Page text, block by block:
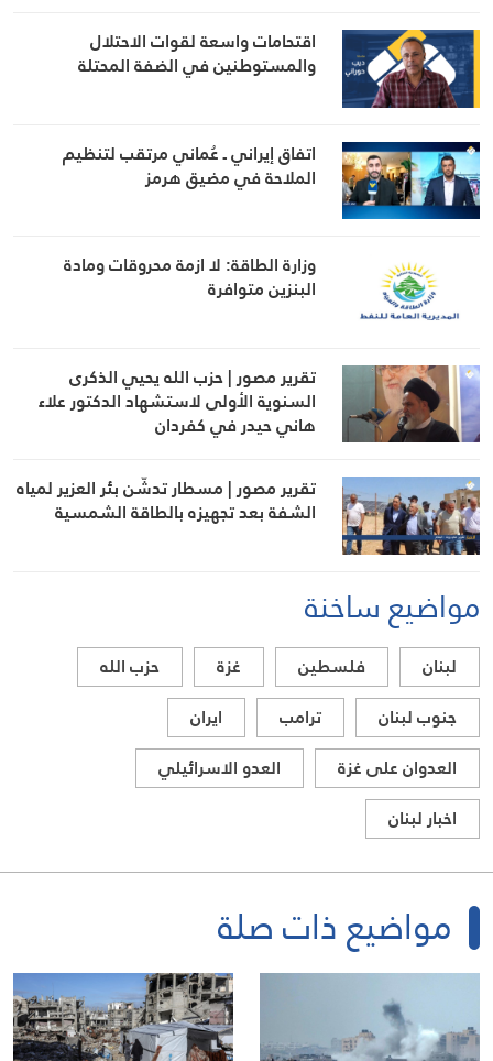
اقتحامات واسعة لقوات الاحتلال
والمستوطنين في الضفة المحتلة
اتفاق إيراني ـ عُماني مرتقب لتنظيم
الملاحة في مضيق هرمز
وزارة الطاقة: لا ازمة محروقات ومادة
البنزين متوافرة
تقرير مصور | حزب الله يحيي الذكرى
السنوية الأولى لاستشهاد الدكتور علاء
هاني حيدر في كفردان
تقرير مصور | مسطار تدشّن بئر العزير لمياه
الشفة بعد تجهيزه بالطاقة الشمسية
مواضيع ساخنة
لبنان فلسطين غزة
حزب الله
جنوب لبنان
ترامب
ايران
العدوان على غزة
العدو الاسرائيلي
اخبار لبنان
مواضيع ذات صلة